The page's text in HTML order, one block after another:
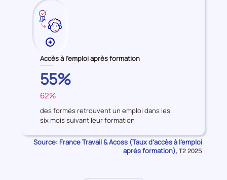
Plus
de
données
sur
les
Accès
à
l'emploi
formation
Accès à l'emploi après formation
HAUTS-
DE-
SEINE
55%
FRANCE
62%
des formés retrouvent un emploi dans les
six mois suivant leur formation
Source: France Travail & Acoss (Taux d'accès à l'emploi
après formation), Données
T2 2025